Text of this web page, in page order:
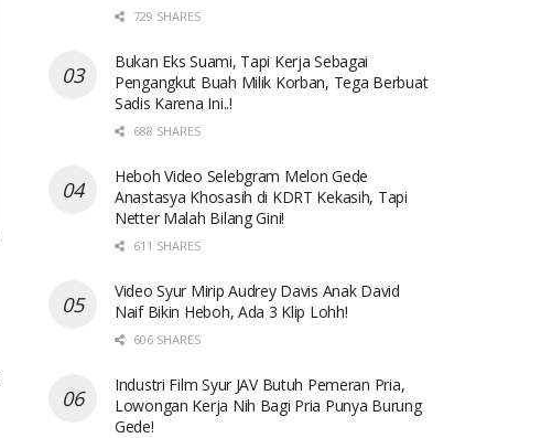
729 SHARES
Bukan Eks Suami, Tapi Kerja Sebagai
Pengangkut Buah Milik Korban, Tega Berbuat
Sadis Karena Ini..!
688 SHARES
Heboh Video Selebgram Melon Gede
Anastasya Khosasih di KDRT Kekasih, Tapi
Netter Malah Bilang Gini!
611 SHARES
Video Syur Mirip Audrey Davis Anak David
Naif Bikin Heboh, Ada 3 Klip Lohh!
606 SHARES
Industri Film Syur JAV Butuh Pemeran Pria,
Lowongan Kerja Nih Bagi Pria Punya Burung
Gede!